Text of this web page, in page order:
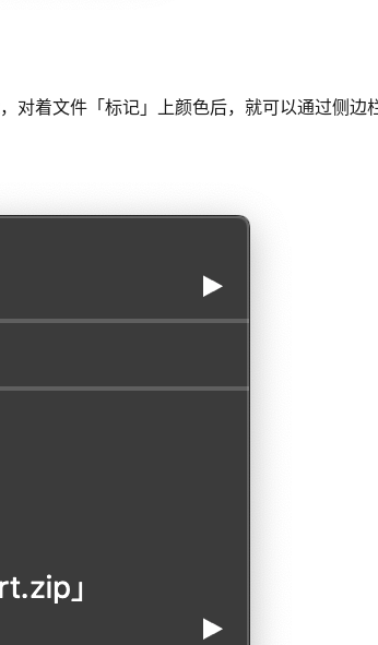
对着文件「标记」上颜色后，就可以通过侧边